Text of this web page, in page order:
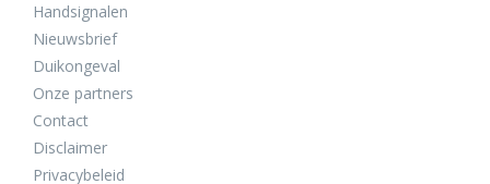
Handsignalen
Nieuwsbrief
Duikongeval
Onze partners
Contact
Disclaimer
Privacybeleid